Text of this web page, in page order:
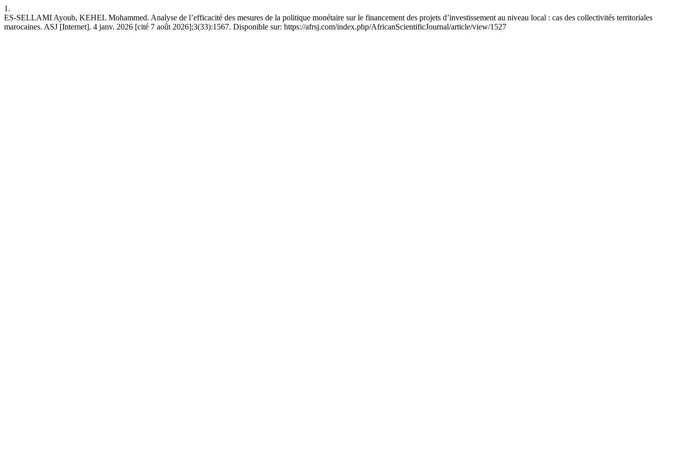
1.
ES-SELLAMI Ayoub, KEHEL Mohammed. Analyse de l’efficacité des mesures de la politique monétaire sur le financement des projets d’investissement au niveau local : cas des collectivités territoriales
marocaines. ASJ [Internet]. 4 janv. 2026 [cité 7 août 2026];3(33):1567. Disponible sur: https://afrsj.com/index.php/AfricanScientificJournal/article/view/1527